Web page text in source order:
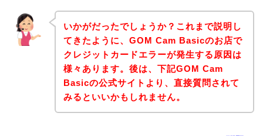
いかがだったでしょうか？これまで説明し
てきたように、GOM Cam Basicのお店で
クレジットカードエラーが発生する原因は
様々あります。後は、下記GOM Cam
Basicの公式サイトより、直接質問されて
みるといいかもしれません。